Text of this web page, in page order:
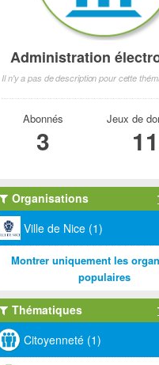
Administration
Il n'y a pas de description pour cette
Abonnés
3
Jeux de
11
Organisations
Ville de Nice (1)
Montrer uniquement les
populaires
Thématiques
Citoyenneté (1)